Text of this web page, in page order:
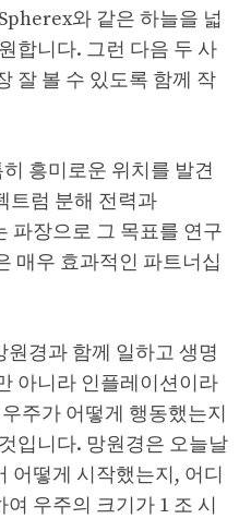
와 같은 하늘을 넓
합니다. 그런 다음 두 사
잘 볼 수 있도록 함께 작
흥미로운 위치를 발견
트럼 분해 전력과
파장으로 그 목표를 연구
매우 효과적인 파트너십
경과 함께 일하고 생명
아니라 인플레이션이라
주가 어떻게 행동했는지
입니다. 망원경은 오늘날
어떻게 시작했는지, 어디
우주의 크기가 1 조 시